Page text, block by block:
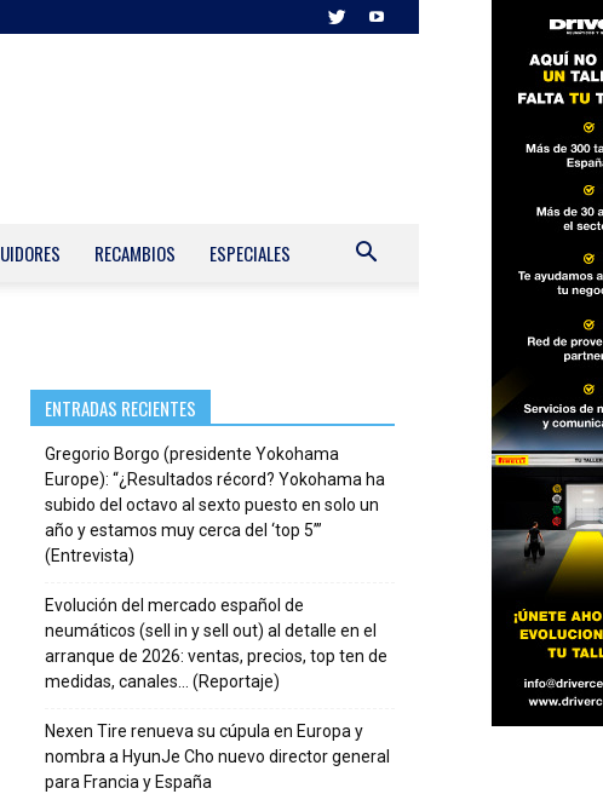
RECAMBIOS ESPECIALES
ENTRADAS RECIENTES
Gregorio Borgo (presidente Yokohama
Europe): “¿Resultados récord? Yokohama ha
subido del octavo al sexto puesto en solo un
año y estamos muy cerca del ‘top 5’”
(Entrevista)
Evolución del mercado español de
neumáticos (sell in y sell out) al detalle en el
arranque de 2026: ventas, precios, top ten de
medidas, canales… (Reportaje)
Nexen Tire renueva su cúpula en Europa y
nombra a HyunJe Cho nuevo director general
para Francia y España